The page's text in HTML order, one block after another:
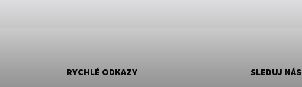
RYCHLÉ ODKAZY SLEDUJ NÁS